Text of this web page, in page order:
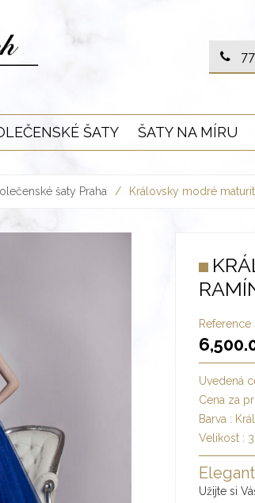
ŠATY ŠATY NA MÍRU
šaty Praha / Královsky modré
Reference
Uvedená
Cena za
Barva :
Velikost :
Užijte si